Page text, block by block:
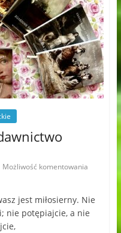
Możliwość komentowania
jest miłosierny. Nie
nie potępiajcie, a nie